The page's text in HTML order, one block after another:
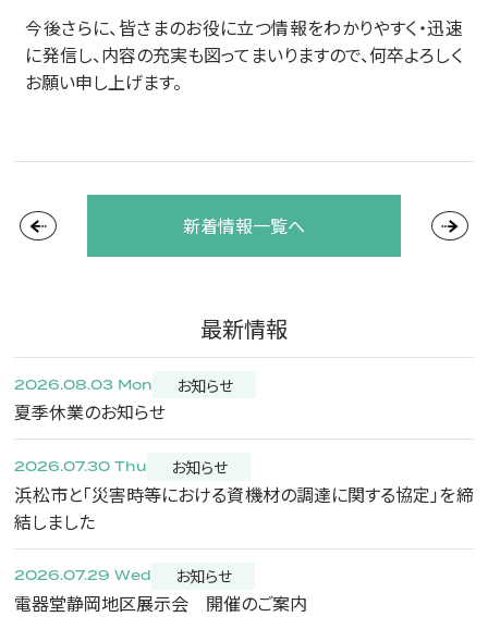
今後さらに、皆さまのお役に立つ情報をわかりやすく・迅速
に発信し、内容の充実も図ってまいりますので、何卒よろしく
お願い申し上げます。
新着情報一覧へ
最新情報
2026.08.03 Mon お知らせ
夏季休業のお知らせ
2026.07.30 Thu お知らせ
浜松市と「災害時等における資機材の調達に関する協定」を締
結しました
2026.07.29 Wed お知らせ
電器堂静岡地区展示会 開催のご案内